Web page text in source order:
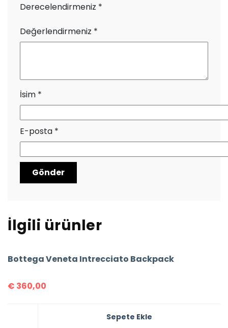
Derecelendirmeniz *
Değerlendirmeniz *
İsim *
E-posta *
İlgili ürünler
Bottega Veneta Intrecciato Backpack
€ 360,00
Sepete Ekle